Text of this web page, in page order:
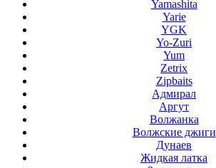
Yamashita
Yarie
YGK
Yo-Zuri
Yum
Zetrix
Zipbaits
Адмирал
Аргут
Волжанка
Волжские джиги
Дунаев
Жидкая латка